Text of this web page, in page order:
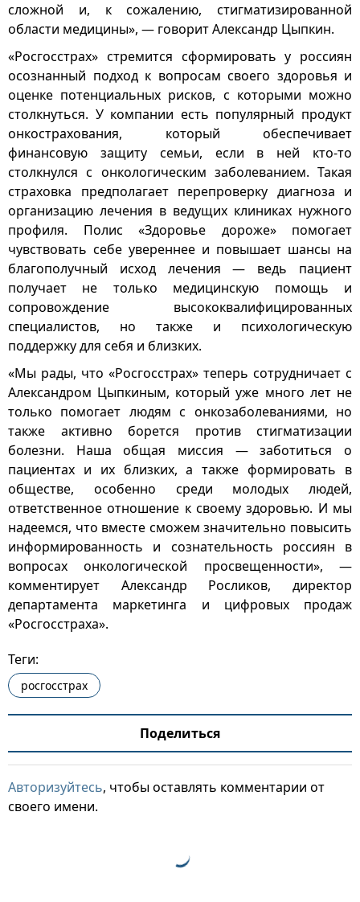
сложной и, к сожалению, стигматизированной
области медицины», — говорит Александр Цыпкин.
«Росгосстрах» стремится сформировать у россиян
осознанный подход к вопросам своего здоровья и
оценке потенциальных рисков, с которыми можно
столкнуться. У компании есть популярный продукт
онкострахования, который обеспечивает
финансовую защиту семьи, если в ней кто-то
столкнулся с онкологическим заболеванием. Такая
страховка предполагает перепроверку диагноза и
организацию лечения в ведущих клиниках нужного
профиля. Полис «Здоровье дороже» помогает
чувствовать себе увереннее и повышает шансы на
благополучный исход лечения — ведь пациент
получает не только медицинскую помощь и
сопровождение высококвалифицированных
специалистов, но также и психологическую
поддержку для себя и близких.
«Мы рады, что «Росгосстрах» теперь сотрудничает с
Александром Цыпкиным, который уже много лет не
только помогает людям с онкозаболеваниями, но
также активно борется против стигматизации
болезни. Наша общая миссия — заботиться о
пациентах и их близких, а также формировать в
обществе, особенно среди молодых людей,
ответственное отношение к своему здоровью. И мы
надеемся, что вместе сможем значительно повысить
информированность и сознательность россиян в
вопросах онкологической просвещенности», —
комментирует Александр Росликов, директор
департамента маркетинга и цифровых продаж
«Росгосстраха».
Теги:
росгосстрах
Поделиться
Авторизуйтесь, чтобы оставлять комментарии от
своего имени.